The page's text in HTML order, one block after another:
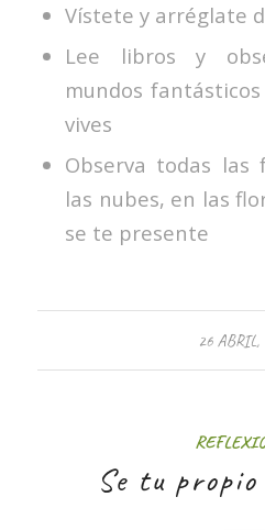
Vístete y arréglate
Lee libros y
mundos
vives
Observa todas las
las nubes, en las
se te presente
26 ABRIL,
Se tu